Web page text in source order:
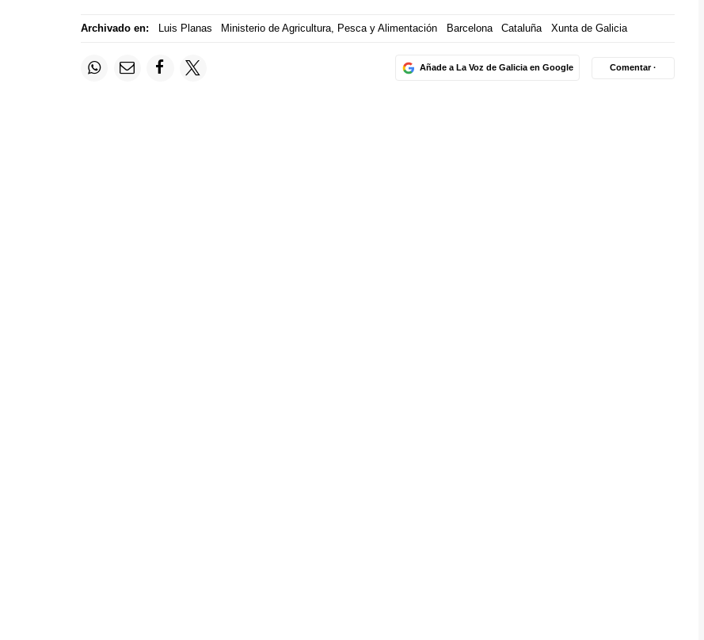
Archivado en: Luis Planas Ministerio de Agricultura, Pesca y Alimentación Barcelona Cataluña Xunta de Galicia
Añade a La Voz de Galicia en Google Comentar ·